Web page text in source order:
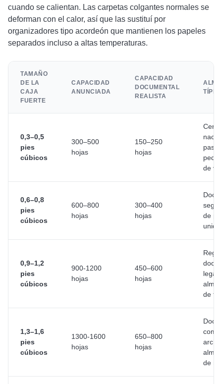
cuando se calientan. Las carpetas colgantes normales se
deforman con el calor, así que las sustituí por
organizadores tipo acordeón que mantienen los papeles
separados incluso a altas temperaturas.
TAMAÑO
DE LA
CAJA
FUERTE
CAPACIDAD
ANUNCIADA
CAPACIDAD
DOCUMENTAL
REALISTA
0,3–0,5
pies
cúbicos
300–500
hojas
150–250
hojas
de
0,6–0,8
pies
cúbicos
600–800
hojas
300–400
hojas
de
0,9–1,2
pies
cúbicos
900-1200
hojas
450–600
hojas
de
1,3–1,6
pies
cúbicos
1300-1600
hojas
650–800
hojas
de